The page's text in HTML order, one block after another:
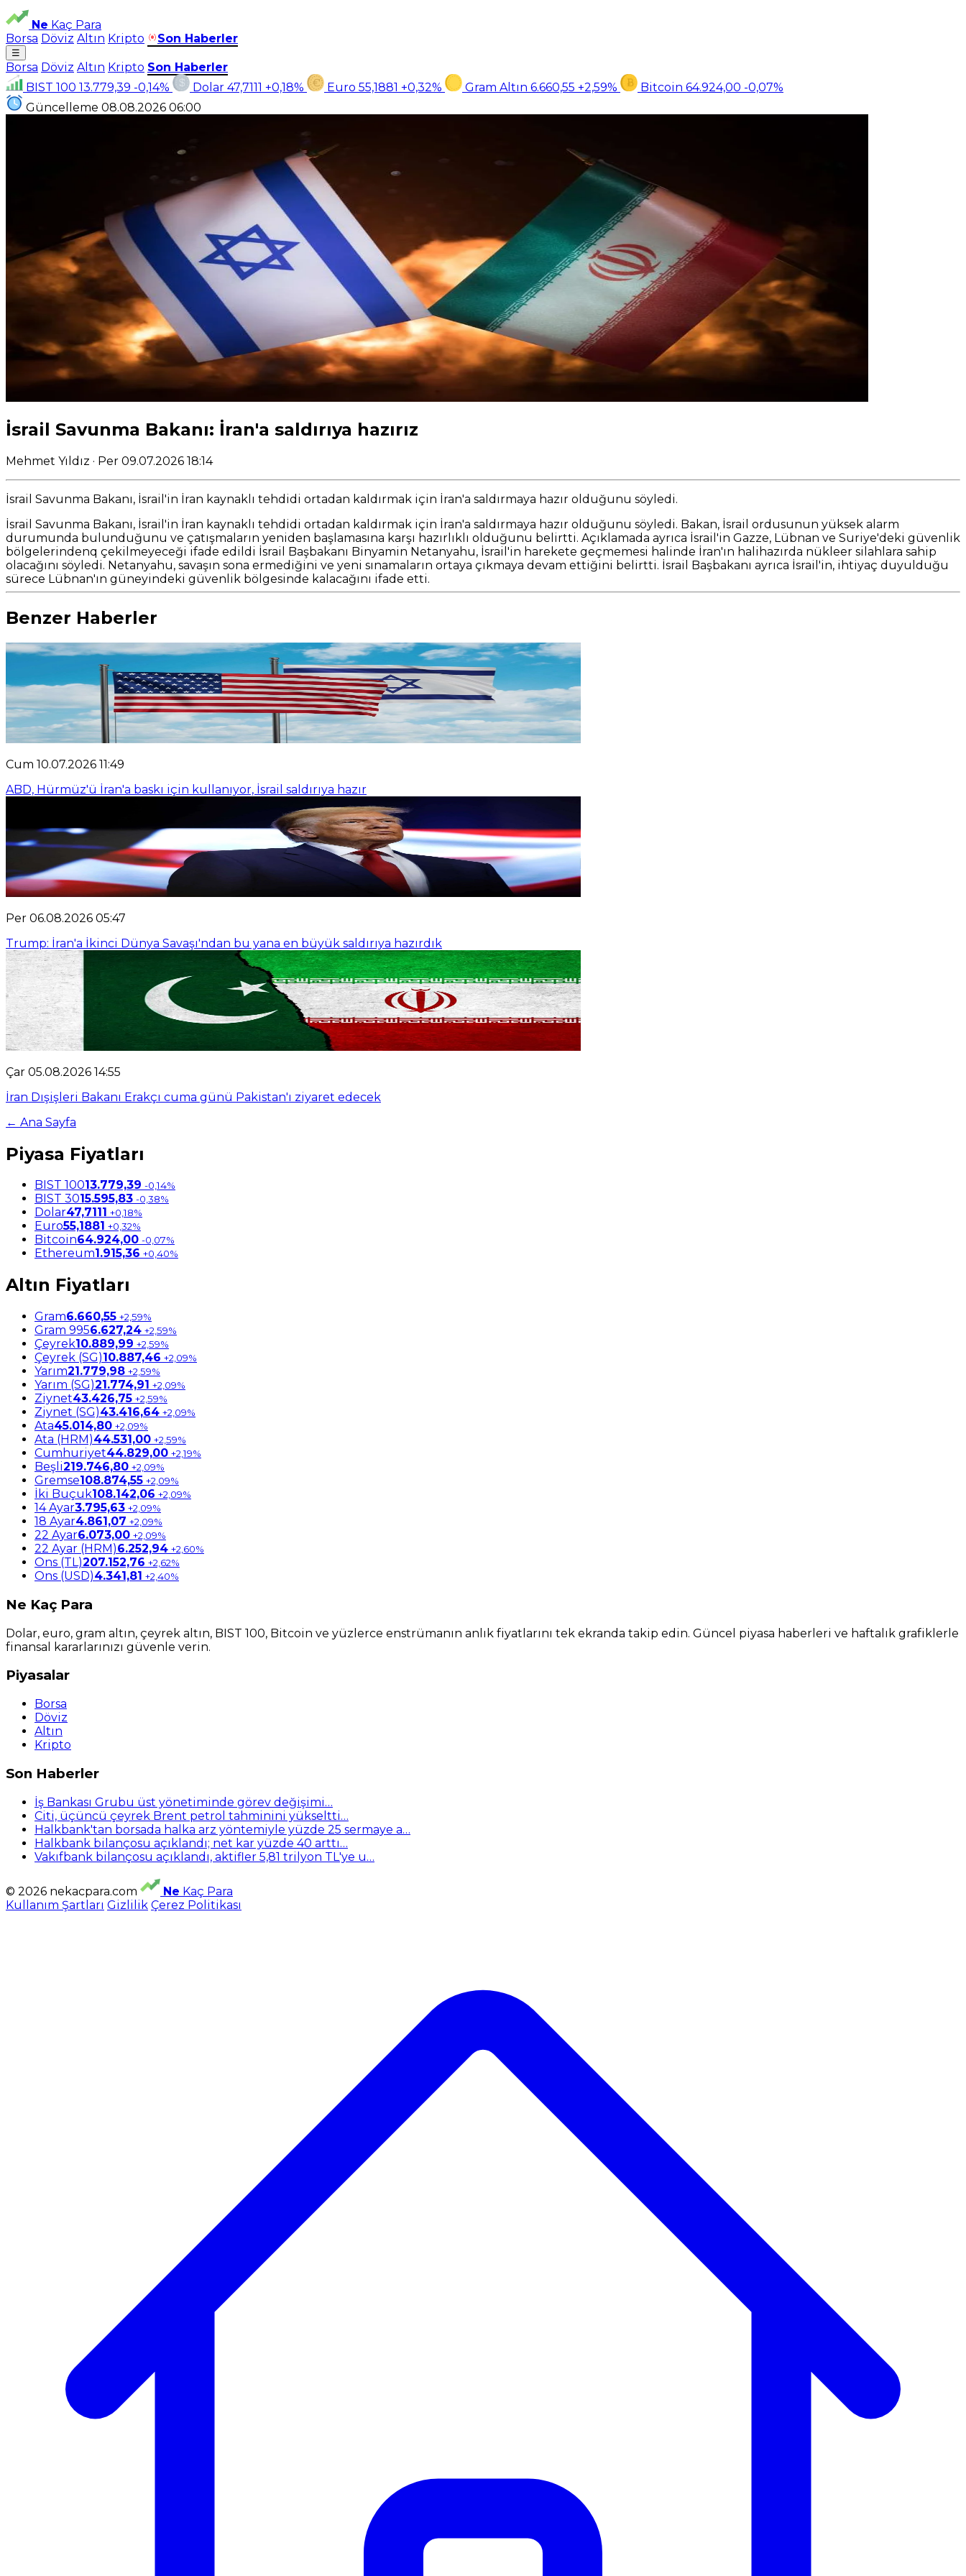
Ne Kaç Para
Borsa Döviz Altın Kripto Son Haberler
☰
Borsa Döviz Altın Kripto Son Haberler
BIST 100 13.779,39 -0,14% Dolar 47,7111 +0,18% Euro 55,1881 +0,32% Gram Altın 6.660,55 +2,59% Bitcoin 64.924,00 -0,07%
Güncelleme 08.08.2026 06:00
İsrail Savunma Bakanı: İran'a saldırıya hazırız
Mehmet Yıldız · Per 09.07.2026 18:14
İsrail Savunma Bakanı, İsrail'in İran kaynaklı tehdidi ortadan kaldırmak için İran'a saldırmaya hazır olduğunu söyledi.
İsrail Savunma Bakanı, İsrail'in İran kaynaklı tehdidi ortadan kaldırmak için İran'a saldırmaya hazır olduğunu söyledi. Bakan, İsrail ordusunun yüksek alarm
durumunda bulunduğunu ve çatışmaların yeniden başlamasına karşı hazırlıklı olduğunu belirtti. Açıklamada ayrıca İsrail'in Gazze, Lübnan ve Suriye'deki güvenlik
bölgelerindenq çekilmeyeceği ifade edildi İsrail Başbakanı Binyamin Netanyahu, İsrail'in harekete geçmemesi halinde İran'ın halihazırda nükleer silahlara sahip
olacağını söyledi. Netanyahu, savaşın sona ermediğini ve yeni sınamaların ortaya çıkmaya devam ettiğini belirtti. İsrail Başbakanı ayrıca İsrail'in, ihtiyaç duyulduğu
sürece Lübnan'ın güneyindeki güvenlik bölgesinde kalacağını ifade etti.
Benzer Haberler
Cum 10.07.2026 11:49
ABD, Hürmüz'ü İran'a baskı için kullanıyor, İsrail saldırıya hazır
Per 06.08.2026 05:47
Trump: İran'a İkinci Dünya Savaşı'ndan bu yana en büyük saldırıya hazırdık
Çar 05.08.2026 14:55
İran Dışişleri Bakanı Erakçı cuma günü Pakistan'ı ziyaret edecek
← Ana Sayfa
Piyasa Fiyatları
BIST 10013.779,39 -0,14%
BIST 3015.595,83 -0,38%
Dolar47,7111 +0,18%
Euro55,1881 +0,32%
Bitcoin64.924,00 -0,07%
Ethereum1.915,36 +0,40%
Altın Fiyatları
Gram6.660,55 +2,59%
Gram 9956.627,24 +2,59%
Çeyrek10.889,99 +2,59%
Çeyrek (SG)10.887,46 +2,09%
Yarım21.779,98 +2,59%
Yarım (SG)21.774,91 +2,09%
Ziynet43.426,75 +2,59%
Ziynet (SG)43.416,64 +2,09%
Ata45.014,80 +2,09%
Ata (HRM)44.531,00 +2,59%
Cumhuriyet44.829,00 +2,19%
Beşli219.746,80 +2,09%
Gremse108.874,55 +2,09%
İki Buçuk108.142,06 +2,09%
14 Ayar3.795,63 +2,09%
18 Ayar4.861,07 +2,09%
22 Ayar6.073,00 +2,09%
22 Ayar (HRM)6.252,94 +2,60%
Ons (TL)207.152,76 +2,62%
Ons (USD)4.341,81 +2,40%
Ne Kaç Para
Dolar, euro, gram altın, çeyrek altın, BIST 100, Bitcoin ve yüzlerce enstrümanın anlık fiyatlarını tek ekranda takip edin. Güncel piyasa haberleri ve haftalık grafiklerle
finansal kararlarınızı güvenle verin.
Piyasalar
Borsa
Döviz
Altın
Kripto
Son Haberler
İş Bankası Grubu üst yönetiminde görev değişimi…
Citi, üçüncü çeyrek Brent petrol tahminini yükseltti…
Halkbank'tan borsada halka arz yöntemiyle yüzde 25 sermaye a…
Halkbank bilançosu açıklandı; net kar yüzde 40 arttı…
Vakıfbank bilançosu açıklandı, aktifler 5,81 trilyon TL'ye u…
© 2026 nekacpara.com Ne Kaç Para
Kullanım Şartları Gizlilik Çerez Politikası